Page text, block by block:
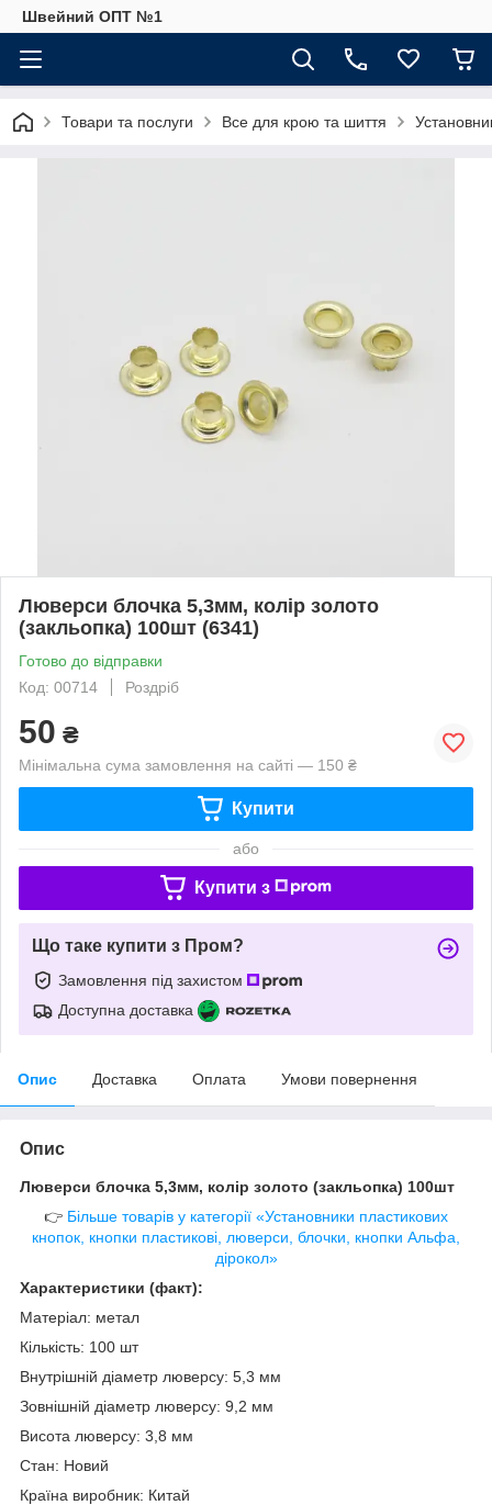
Швейний ОПТ №1
Товари та послуги Все для крою та шиття
Люверси блочка 5,3мм, колір золото
(закльопка) 100шт (6341)
Готово до відправки
Код: 00714
Роздріб
50 ₴
Мінімальна сума замовлення на сайті — 150 ₴
Купити
або
Купити з
Що таке купити з Пром?
Замовлення під захистом
Доступна доставка
Опис Доставка Оплата Умови повернення
Опис
Люверси блочка 5,3мм, колір золото (закльопка) 100шт
👉 Більше товарів у категорії «Установники пластикових
кнопок, кнопки пластикові, люверси, блочки, кнопки Альфа,
дірокол»
Характеристики (факт):
Матеріал: метал
Кількість: 100 шт
Внутрішній діаметр люверсу: 5,3 мм
Зовнішній діаметр люверсу: 9,2 мм
Висота люверсу: 3,8 мм
Стан: Новий
Країна виробник: Китай